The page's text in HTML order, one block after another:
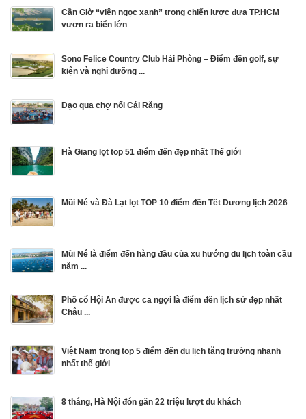
Cần Giờ “viên ngọc xanh” trong chiến lược đưa TP.HCM
vươn ra biển lớn
Sono Felice Country Club Hải Phòng – Điểm đến golf, sự
kiện và nghỉ dưỡng ...
Dạo qua chợ nổi Cái Răng
Hà Giang lọt top 51 điểm đến đẹp nhất Thế giới
Mũi Né và Đà Lạt lọt TOP 10 điểm đến Tết Dương lịch 2026
Mũi Né là điểm đến hàng đầu của xu hướng du lịch toàn cầu
năm ...
Phố cổ Hội An được ca ngợi là điểm đến lịch sử đẹp nhất
Châu ...
Việt Nam trong top 5 điểm đến du lịch tăng trưởng nhanh
nhất thế giới
8 tháng, Hà Nội đón gần 22 triệu lượt du khách